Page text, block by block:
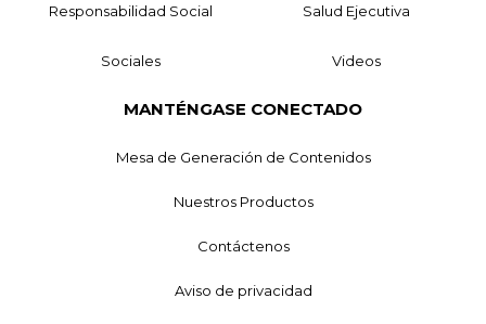
Responsabilidad Social Salud Ejecutiva
Sociales Videos
MANTÉNGASE CONECTADO
Mesa de Generación de Contenidos
Nuestros Productos
Contáctenos
Aviso de privacidad